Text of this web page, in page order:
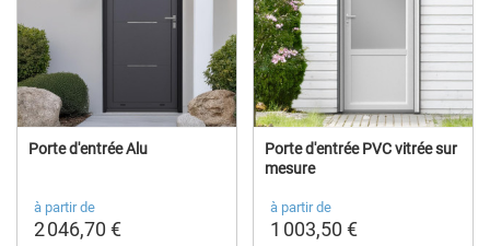
Porte d'entrée Alu
à partir de
2 046,70 €
Porte d'entrée PVC vitrée sur
mesure
à partir de
1 003,50 €